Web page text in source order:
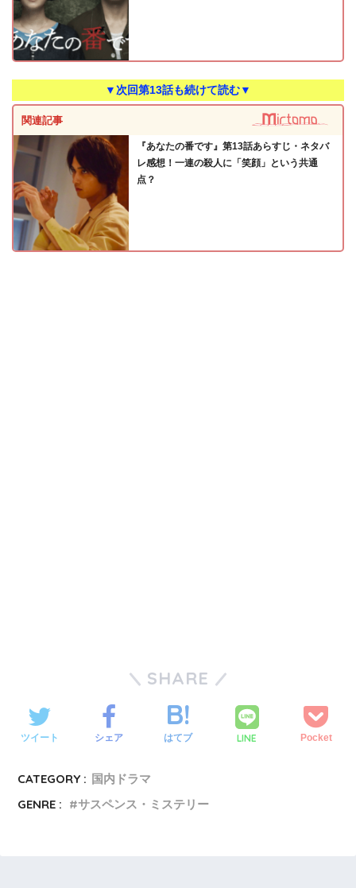
▼次回第13話も続けて読む▼
関連記事
『あなたの番です』第13話あらすじ・ネタバ
レ感想！一連の殺人に「笑顔」という共通
点？
SHARE
ツイート シェア はてブ LINE Pocket
CATEGORY : 国内ドラマ
GENRE :
サスペンス・ミステリー